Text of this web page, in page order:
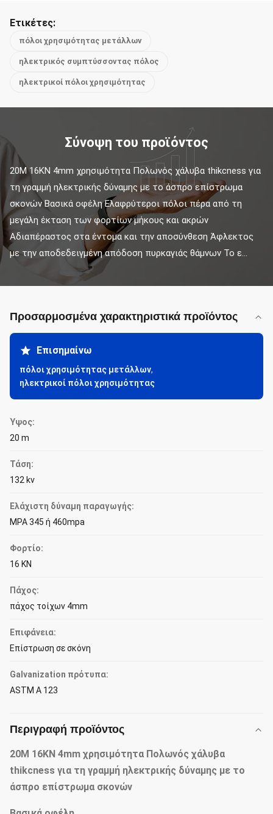
Ετικέτες:
πόλοι χρησιμότητας μετάλλων
ηλεκτρικός συμπτύσσοντας πόλος
ηλεκτρικοί πόλοι χρησιμότητας
Σύνοψη του προϊόντος
20M 16KN 4mm χρησιμότητα Πολωνός χάλυβα thikcness για
τη γραμμή ηλεκτρικής δύναμης με το άσπρο επίστρωμα
σκονών Βασικά οφέλη Ελαφρύτεροι πόλοι πέρα από τη
μεγάλη έκταση των φορτίων μήκους και ακρών
Αδιαπέραστος στα έντομα και την αποσύνθεση Άφλεκτος
με την αποδεδειγμένη απόδοση πυρκαγιάς θάμνων Το ε...
Προσαρμοσμένα χαρακτηριστικά προϊόντος
Επισημαίνω
πόλοι χρησιμότητας μετάλλων,
ηλεκτρικοί πόλοι χρησιμότητας
Ύψος:
20 m
Τάση:
132 kv
Ελάχιστη δύναμη παραγωγής:
MPA 345 ή 460mpa
Φορτίο:
16 KN
Πάχος:
πάχος τοίχων 4mm
Επιφάνεια:
Επίστρωση σε σκόνη
Galvanization πρότυπα:
ASTM Α 123
Περιγραφή προϊόντος
20M 16KN 4mm χρησιμότητα Πολωνός χάλυβα
thikcness για τη γραμμή ηλεκτρικής δύναμης με το
άσπρο επίστρωμα σκονών